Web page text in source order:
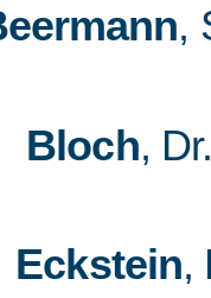
,
Bloch,
Eckstein,